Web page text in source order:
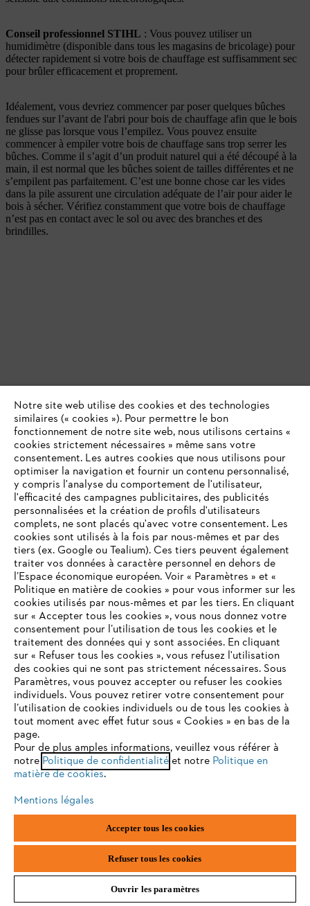
Conseil professionnel STIHL : Vous pouvez utiliser un
humidimètre (disponible dans tous les magasins de bricolage) pour
détecter rapidement si votre bois de chauffage est suffisamment sec
pour brûler efficacement et proprement.
Idéalement, vous devriez commencer par poser quelques bûches
fendues sur l’avant de l'abri pour bois de chauffage afin que le bois
ne glisse pas lorsque vous l’empilez. Vous pouvez ensuite
commencer à empiler votre bois de chauffage sans trop serrer les
bûches. Comme il s’agit d’un produit naturel qui a été découpé à la
main, il est normal que les bûches soient de tailles différentes et ne
s’empilent pas parfaitement. C’est une bonne chose car les vides
dans la pile assurent une circulation adéquate de l’air pour aider le
bois à sécher. Vérifiez constamment que votre bois de chauffage
n’est pas en contact avec le sol ou avec des branches et des
brindilles.
Résumé : comment fabriquer un abri
pour bois de chauffage
Bien qu’un permis de construire ne soit généralement pas
exigé pour un range-bûche de jardin, vérifiez les
réglementations applicables avant de commencer à construire
votre abri pour bois.
Choisissez un emplacement approprié. Un emplacement
exposé au sud profitera efficacement de la chaleur du soleil.
Si vous souhaitez adosser votre range-bûche contre un mur,
laissez un espace d’environ 10 cm entre le mur et le range-
bûche extérieur et veillez à ce que le toit s’incline vers l’avant.
Le côté ouvert de l'abri à bois doit idéalement être orienté sud-
est pour mieux protéger votre bois de chauffage des
intempéries.
Pendant vos travaux de construction, portez toujours un
équipement de protection individuelleconformément aumode
d’emploide votre outil électrique.
Commencez par réunir tous les matériaux et outils nécessaires
et suivez les instructions de notre guide.
Les bûches devront être suffisamment sèches pour les utiliser
comme bois de chauffage.
Le bois de chauffage fraîchement récolté doit être stocké
pendant environ deux ans avant de pouvoir être brûlé.
Pour garantir une circulation de l’air adéquate, empilez vos
bûches sans les serrer. Vous pouvez placer quelques bûches
éviter que le bois ne glisse.
Plus de meubles en bois à faire soi-même
VOTRE NAVIGATEUR INTERNET
N'EST PLUS PRIS EN CHARGE
Vous utilisez un navigateur Internet que nous ne prenons plus
en charge, et certaines fonctionnalités de notre site ne
peuvent fonctionner correctement. Pour une utilisation
optimale de notre site, nous vous recommandons de passer à
l'un des navigateurs suivants :
firefox chrome
edge
Notre site web utilise des cookies et des technologies
similaires (« cookies »). Pour permettre le bon
fonctionnement de notre site web, nous utilisons certains «
cookies strictement nécessaires » même sans votre
consentement. Les autres cookies que nous utilisons pour
optimiser la navigation et fournir un contenu personnalisé,
y compris l'analyse du comportement de l'utilisateur,
l'efficacité des campagnes publicitaires, des publicités
personnalisées et la création de profils d'utilisateurs
complets, ne sont placés qu'avec votre consentement. Les
cookies sont utilisés à la fois par nous-mêmes et par des
tiers (ex. Google ou Tealium). Ces tiers peuvent également
traiter vos données à caractère personnel en dehors de
l’Espace économique européen. Voir « Paramètres » et «
Politique en matière de cookies » pour vous informer sur les
cookies utilisés par nous-mêmes et par les tiers. En cliquant
sur « Accepter tous les cookies », vous nous donnez votre
consentement pour l’utilisation de tous les cookies et le
traitement des données qui y sont associées. En cliquant
sur « Refuser tous les cookies », vous refusez l'utilisation
des cookies qui ne sont pas strictement nécessaires. Sous
Paramètres, vous pouvez accepter ou refuser les cookies
individuels. Vous pouvez retirer votre consentement pour
l’utilisation de cookies individuels ou de tous les cookies à
tout moment avec effet futur sous « Cookies » en bas de la
page.
Pour de plus amples informations, veuillez vous référer à
notre Politique de confidentialitéet notre Politique en
matière de cookies.
Mentions légales
Accepter tous les cookies
Refuser tous les cookies
Ouvrir les paramètres